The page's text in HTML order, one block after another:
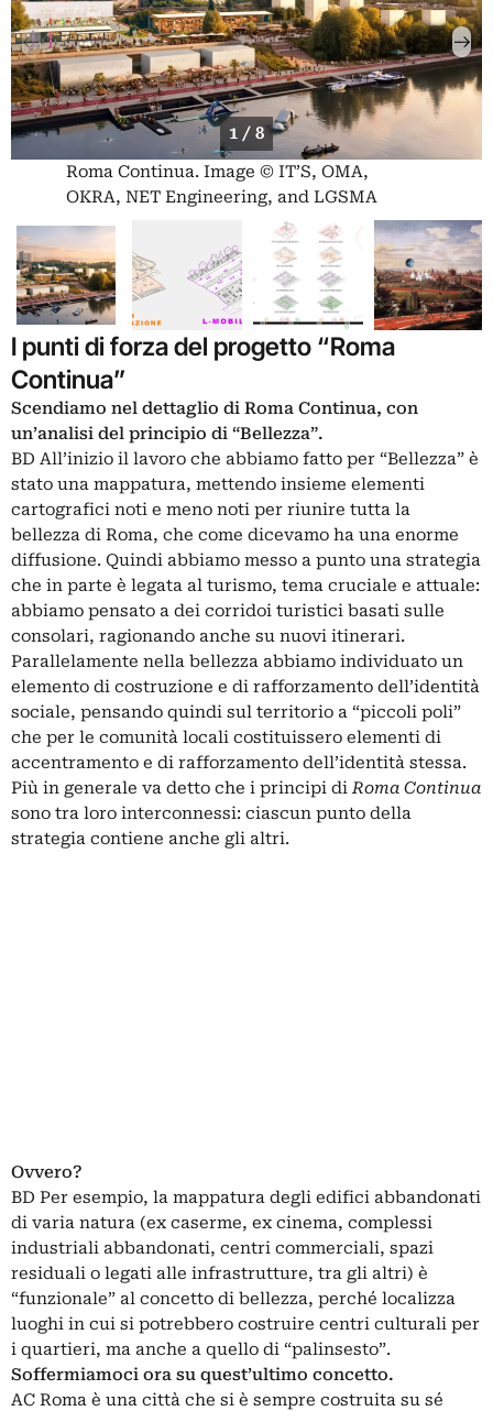
1 / 8
Roma Continua. Image © IT’S, OMA,
OKRA, NET Engineering, and LGSMA
I punti di forza del progetto “Roma
Continua”
Scendiamo nel dettaglio di Roma Continua, con
un’analisi del principio di “Bellezza”.
BD All’inizio il lavoro che abbiamo fatto per “Bellezza” è
stato una mappatura, mettendo insieme elementi
cartografici noti e meno noti per riunire tutta la
bellezza di Roma, che come dicevamo ha una enorme
diffusione. Quindi abbiamo messo a punto una strategia
che in parte è legata al turismo, tema cruciale e attuale:
abbiamo pensato a dei corridoi turistici basati sulle
consolari, ragionando anche su nuovi itinerari.
Parallelamente nella bellezza abbiamo individuato un
elemento di costruzione e di rafforzamento dell’identità
sociale, pensando quindi sul territorio a “piccoli poli”
che per le comunità locali costituissero elementi di
accentramento e di rafforzamento dell’identità stessa.
Più in generale va detto che i principi diRoma Continua
sono tra loro interconnessi: ciascun punto della
strategia contiene anche gli altri.
Ovvero?
BD Per esempio, la mappatura degli edifici abbandonati
di varia natura (ex caserme, ex cinema, complessi
industriali abbandonati, centri commerciali, spazi
residuali o legati alle infrastrutture, tra gli altri) è
“funzionale” al concetto di bellezza, perché localizza
luoghi in cui si potrebbero costruire centri culturali per
i quartieri, ma anche a quello di “palinsesto”.
Soffermiamoci ora su quest’ultimo concetto.
AC Roma è una città che si è sempre costruita su sé